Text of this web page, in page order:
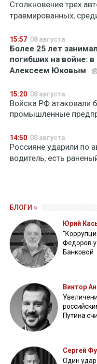
Столкновение трех
травмированных,
15:57 08 августа
Более 25 лет
погибших на войне:
Алексеем Юковым
15:20 08 августа
Войска РФ атаковали
промышленные
14:50 08 августа
Россияне ударили по
водитель, есть
БЛОГИ »
Юрий
Федоров
Банковой
Виктор
Путина
Сергей
Один удар